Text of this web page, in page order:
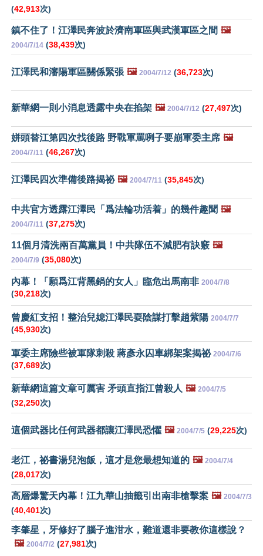
(42,913次)
鎮不住了！江澤民奔波於濟南軍區與武漢軍區之間 🖼️
2004/7/14 (38,439次)
江澤民和瀋陽軍區關係緊張 🖼️ 2004/7/12 (36,723次)
新華網一則小消息透露中央在掐架 🖼️ 2004/7/12 (27,497次)
姘頭替江第四次找後路 野戰軍罵咧子要崩軍委主席 🖼️
2004/7/11 (46,267次)
江澤民四次準備後路揭祕 🖼️ 2004/7/11 (35,845次)
中共官方透露江澤民「爲法輪功活着」的幾件趣聞 🖼️
2004/7/11 (37,275次)
11個月清洗兩百萬黨員！中共隊伍不減肥有訣竅 🖼️
2004/7/9 (35,080次)
內幕！「願爲江背黑鍋的女人」臨危出馬南非 2004/7/8
(30,218次)
曾慶紅支招！整治兒媳江澤民耍陰謀打擊趙紫陽 2004/7/7
(45,930次)
軍委主席險些被軍隊刺殺 蔣彥永囚車綁架案揭祕 2004/7/6
(37,689次)
新華網這篇文章可厲害 矛頭直指江曾殺人 🖼️ 2004/7/5
(32,250次)
這個武器比任何武器都讓江澤民恐懼 🖼️ 2004/7/5 (29,225次)
老江，祕書湯兒泡飯，這才是您最想知道的 🖼️ 2004/7/4
(28,017次)
高層爆驚天內幕！江九華山抽籤引出南非槍擊案 🖼️ 2004/7/3
(40,401次)
李肇星，牙修好了腦子進泔水，難道還非要教你這樣說？
🖼️ 2004/7/2 (27,981次)